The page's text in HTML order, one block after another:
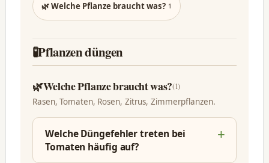
🌿 Welche Pflanze braucht was? 1
🧪Pflanzen düngen
🌿Welche Pflanze braucht was?(1)
Rasen, Tomaten, Rosen, Zitrus, Zimmerpflanzen.
Welche Düngefehler treten bei
Tomaten häufig auf?